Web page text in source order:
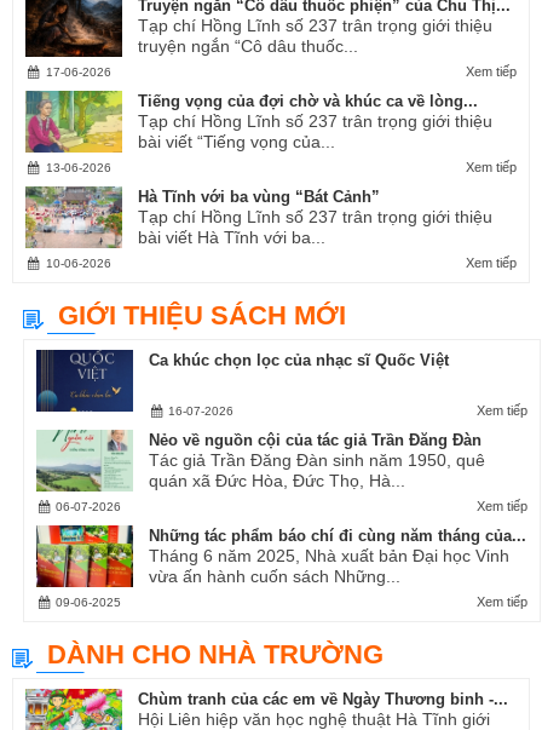
Truyện ngắn “Cô dâu thuốc phiện” của Chu Thị...
Tạp chí Hồng Lĩnh số 237 trân trọng giới thiệu
truyện ngắn “Cô dâu thuốc...
Xem tiếp
17-06-2026
Tiếng vọng của đợi chờ và khúc ca về lòng...
Tạp chí Hồng Lĩnh số 237 trân trọng giới thiệu
bài viết “Tiếng vọng của...
Xem tiếp
13-06-2026
Hà Tĩnh với ba vùng “Bát Cảnh”
Tạp chí Hồng Lĩnh số 237 trân trọng giới thiệu
bài viết Hà Tĩnh với ba...
Xem tiếp
10-06-2026
GIỚI THIỆU SÁCH MỚI
Ca khúc chọn lọc của nhạc sĩ Quốc Việt
Xem tiếp
16-07-2026
Nẻo về nguồn cội của tác giả Trần Đăng Đàn
Tác giả Trần Đăng Đàn sinh năm 1950, quê
quán xã Đức Hòa, Đức Thọ, Hà...
Xem tiếp
06-07-2026
Những tác phẩm báo chí đi cùng năm tháng của...
Tháng 6 năm 2025, Nhà xuất bản Đại học Vinh
vừa ấn hành cuốn sách Những...
Xem tiếp
09-06-2025
DÀNH CHO NHÀ TRƯỜNG
Chùm tranh của các em về Ngày Thương binh -...
Hội Liên hiệp văn học nghệ thuật Hà Tĩnh giới